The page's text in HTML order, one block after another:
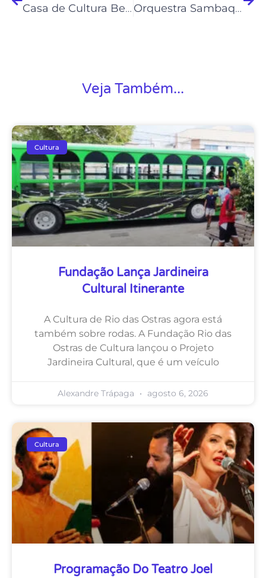
Casa de Cultura Bento Costa Jr recebeu mais de 6 mil visitantes em 2022 Orquestra Sambaqui vai animar as matinês do Carnaval 2023
Veja Também...
Cultura
Fundação Lança Jardineira
Cultural Itinerante
A Cultura de Rio das Ostras agora está
também sobre rodas. A Fundação Rio das
Ostras de Cultura lançou o Projeto
Jardineira Cultural, que é um veículo
Alexandre Trápaga agosto 6, 2026
Cultura
Programação Do Teatro Joel